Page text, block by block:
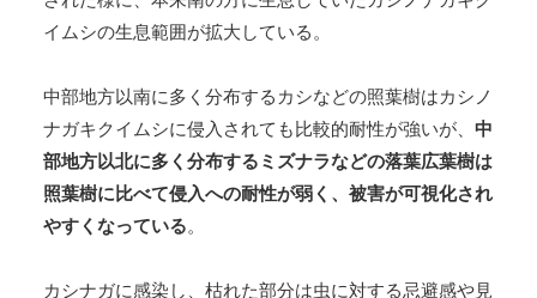
イムシの生息範囲が拡大している。
中部地方以南に多く分布するカシなどの照葉樹はカシノ
ナガキクイムシに侵入されても比較的耐性が強いが、 中
部地方以北に多く分布するミズナラなどの落葉広葉樹は
照葉樹に比べて侵入への耐性が弱く、被害が可視化され
やすくなっている。
カシナガに感染し、枯れた部分は虫に対する忌避感や見